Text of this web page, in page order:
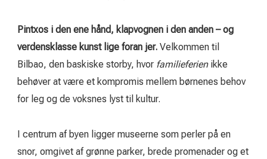
Pintxos i den ene hånd, klapvognen i den anden – og
verdensklasse kunst lige foran jer. Velkommen til
Bilbao, den baskiske storby, hvor familieferienikke
behøver at være et kompromis mellem børnenes behov
for leg og de voksnes lyst til kultur.
I centrum af byen ligger museerne som perler på en
snor, omgivet af grønne parker, brede promenader og et